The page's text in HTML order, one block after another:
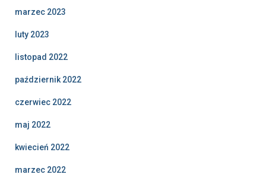
marzec 2023
luty 2023
listopad 2022
październik 2022
czerwiec 2022
maj 2022
kwiecień 2022
marzec 2022